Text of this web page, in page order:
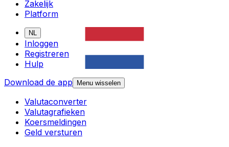
Zakelijk
Platform
NL
Inloggen
Registreren
Hulp
Download de app
Menu wisselen
Valutaconverter
Valutagrafieken
Koersmeldingen
Geld versturen